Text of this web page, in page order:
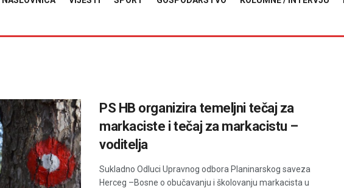
PS HB organizira temeljni tečaj za
markaciste i tečaj za markacistu –
voditelja
Sukladno Odluci Upravnog odbora Planinarskog saveza
Herceg –Bosne o obučavanju i školovanju markacista u